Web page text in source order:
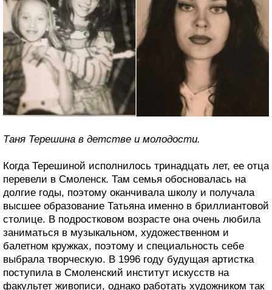
Таня Терешина в детстве и молодости.
Когда Терешиной исполнилось тринадцать лет, ее отца
перевели в Смоленск. Там семья обосновалась на
долгие годы, поэтому оканчивала школу и получала
высшее образование Татьяна именно в бриллиантовой
столице. В подростковом возрасте она очень любила
заниматься в музыкальном, художественном и
балетном кружках, поэтому и специальность себе
выбрала творческую. В 1996 году будущая артистка
поступила в Смоленский институт искусств на
факультет живописи, однако работать художником так